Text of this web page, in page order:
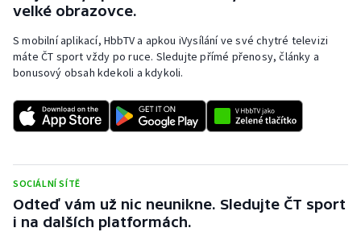
Rychlobruslení
Rychlostní kanoistika
Short track
Sportovní střelba
Triatlon
velké obrazovce.
S mobilní aplikací, HbbTV a apkou iVysílání ve své chytré televizi
máte ČT sport vždy po ruce. Sledujte přímé přenosy, články a
bonusový obsah kdekoli a kdykoli.
SOCIÁLNÍ SÍTĚ
Odteď vám už nic neunikne. Sledujte ČT sport
i na dalších platformách.